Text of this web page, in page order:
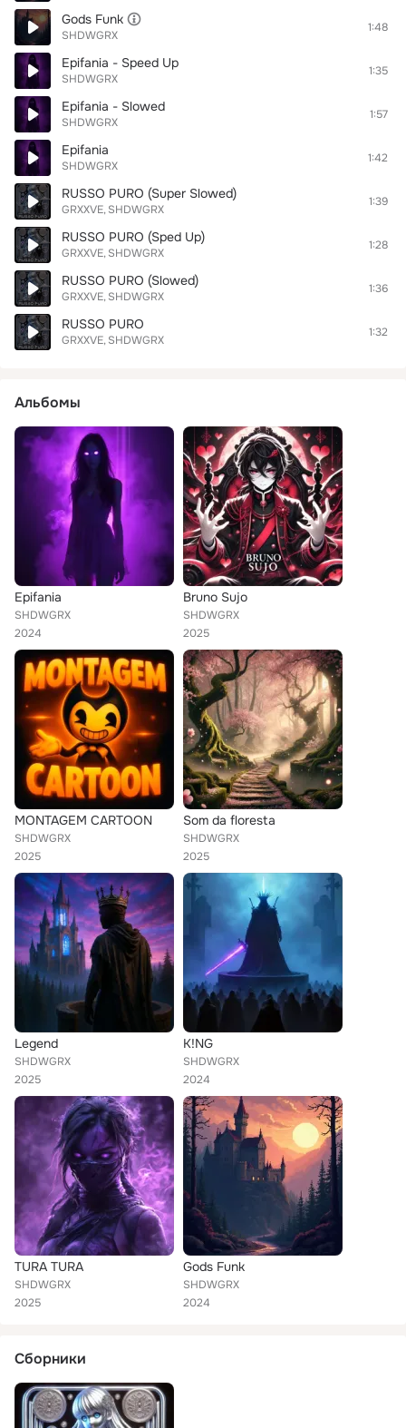
Gods Funk
SHDWGRX
1:48
Epifania - Speed Up
SHDWGRX
1:35
Epifania - Slowed
SHDWGRX
1:57
Epifania
SHDWGRX
1:42
RUSSO PURO (Super Slowed)
GRXXVE SHDWGRX
1:39
RUSSO PURO (Sped Up)
GRXXVE SHDWGRX
1:28
RUSSO PURO (Slowed)
GRXXVE SHDWGRX
1:36
RUSSO PURO
GRXXVE SHDWGRX
1:32
Альбомы
Epifania
SHDWGRX
2024
Bruno Sujo
SHDWGRX
2025
MONTAGEM CARTOON
SHDWGRX
2025
Som da floresta
SHDWGRX
2025
Legend
SHDWGRX
2025
K!NG
SHDWGRX
2024
TURA TURA
SHDWGRX
2025
Gods Funk
SHDWGRX
2024
Сборники